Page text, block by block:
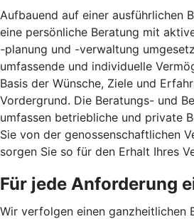
Aufbauend auf einer ausführlichen
eine persönliche Beratung mit
-planung und -verwaltung
umfassende und individuelle
Basis der Wünsche, Ziele und
Vordergrund. Die Beratungs- und
umfassen betriebliche und private
Sie von der genossenschaftlichen
sorgen Sie so für den Erhalt Ihres
Für jede Anforderung
Wir verfolgen einen ganzheitlichen